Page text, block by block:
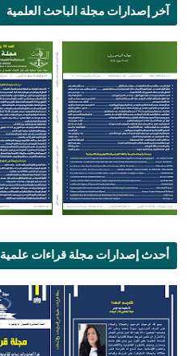
آخر إصدارات مجلة الباحث العلمية
أحدث إصدارات مجلة قراءات علمية